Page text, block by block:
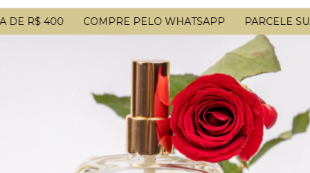
R$ 400 COMPRE PELO WHATSAPP PARCELE